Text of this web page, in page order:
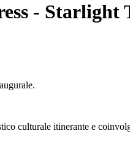
- Starlight
culturale itinerante e